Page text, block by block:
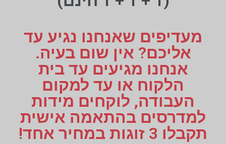
מעדיפים שאנחנו נגיע עד
אליכם? אין שום בעיה.
אנחנו מגיעים עד בית
הלקוח או עד למקום
העבודה, לוקחים מידות
למדרסים בהתאמה אישית
תקבלו 3 זוגות במחיר אחד!